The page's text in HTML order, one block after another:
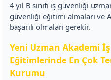
4 yıl B sınıfı iş güvenliği
güvenliği eğitimi almaları ve A
başarılı olmaları gerekir.
Yeni Uzman Akademi
Eğitimlerinde En Çok
Kurumu